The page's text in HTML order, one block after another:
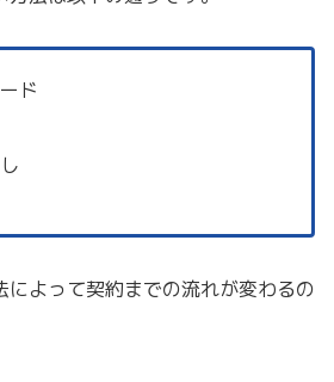
ド
によって契約までの流れが変わるの